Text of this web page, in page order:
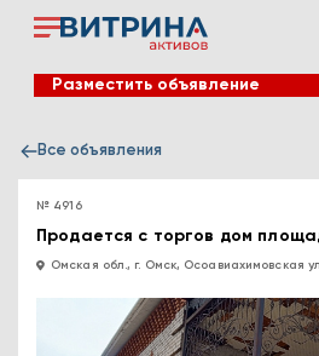
Разместить объявление
Все объявления
№ 4916
Продается с торгов дом
Омская обл., г. Омск, Осоавиахимовская